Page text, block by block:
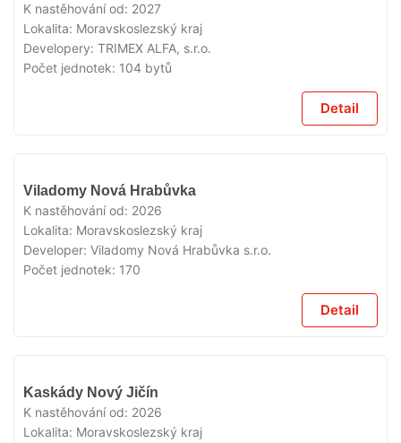
K nastěhování od: 2027
Lokalita: Moravskoslezský kraj
Developery: TRIMEX ALFA, s.r.o.
Počet jednotek: 104 bytů
Detail
Viladomy Nová Hrabůvka
K nastěhování od: 2026
Lokalita: Moravskoslezský kraj
Developer: Viladomy Nová Hrabůvka s.r.o.
Počet jednotek: 170
Detail
Kaskády Nový Jičín
K nastěhování od: 2026
Lokalita: Moravskoslezský kraj